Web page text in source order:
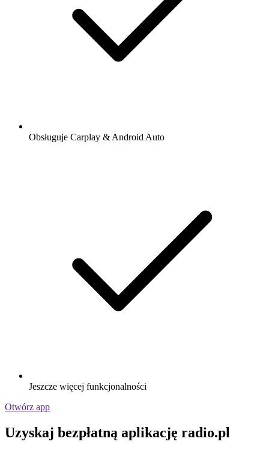
Obsługuje Carplay & Android Auto
Jeszcze więcej funkcjonalności
Otwórz app
Uzyskaj bezpłatną aplikację radio.pl